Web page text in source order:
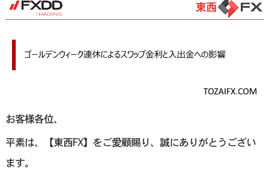
お客様各位、
平素は、【東西FX】をご愛顧賜り、誠にありがとうござい
ます。